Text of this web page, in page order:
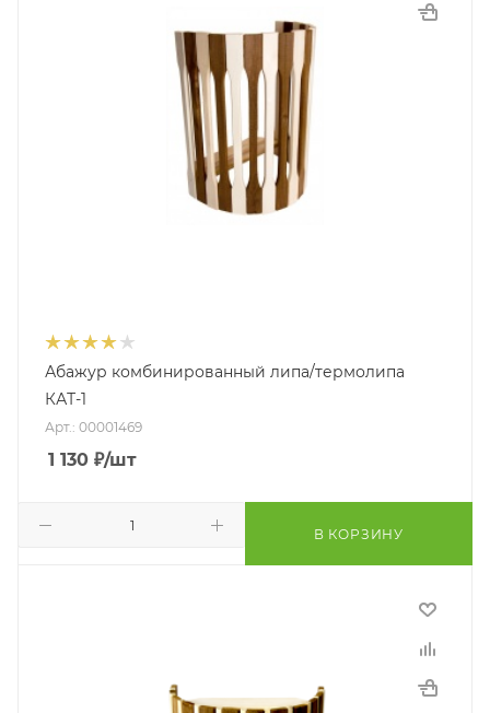
Абажур комбинированный липа/термолипа
КАТ-1
Арт.: 00001469
1 130 ₽/шт
В КОРЗИНУ